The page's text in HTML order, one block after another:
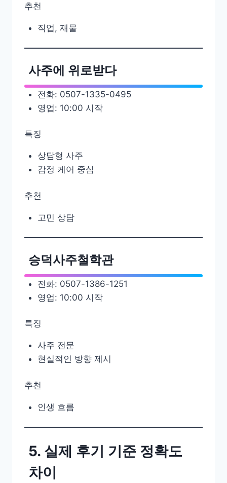
추천
직업, 재물
사주에 위로받다
전화: 0507-1335-0495
영업: 10:00 시작
특징
상담형 사주
감정 케어 중심
추천
고민 상담
승덕사주철학관
전화: 0507-1386-1251
영업: 10:00 시작
특징
사주 전문
현실적인 방향 제시
추천
인생 흐름
5. 실제 후기 기준 정확도
차이